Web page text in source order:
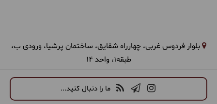
بلوار فردوس غربی، چهارراه شقایق، ساختمان پرشیا، ورودی ب،
طبقه1، واحد 14
ما را دنبال کنید...